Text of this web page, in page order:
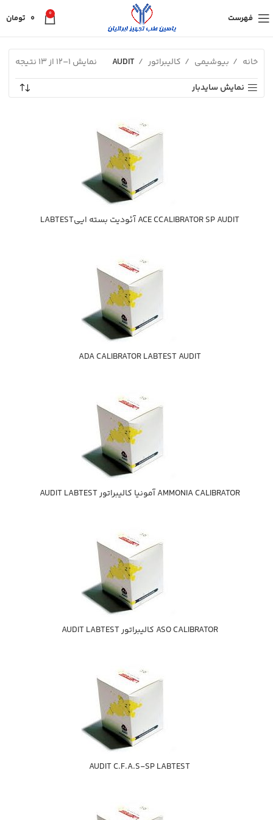
فهرست 0
0 تومان
خانه بیوشیمی کالیبراتور AUDIT
نمایش 1–12 از 13 نتیجه
نمایش سایدبار
ACE CCALIBRATOR SP AUDIT آئوديت بسته اييLABTEST
ADA CALIBRATOR LABTEST AUDIT
AMMONIA CALIBRATOR آمونيا كاليبراتور AUDIT LABTEST
ASO CALIBRATOR كاليبراتور AUDIT LABTEST
AUDIT C.F.A.S-SP LABTEST